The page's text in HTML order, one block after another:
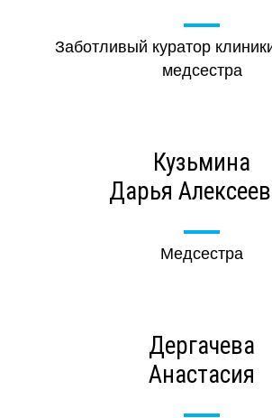
Заботливый куратор
медсестра
Кузьмина
Дарья
Медсестра
Дергачева
Анастасия